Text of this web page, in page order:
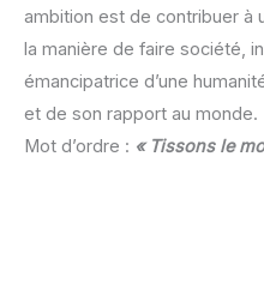
ambition est de contribuer à
la manière de faire société,
émancipatrice d’une
et de son rapport au monde.
Mot d’ordre : « Tissons le